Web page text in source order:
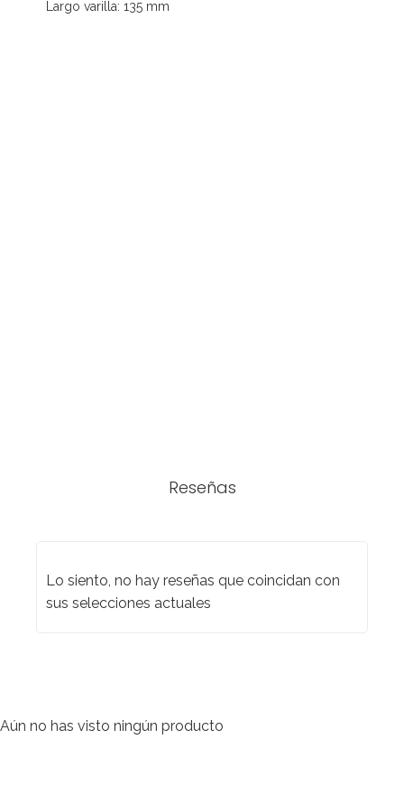
Largo varilla: 135 mm
Reseñas
Lo siento, no hay reseñas que coincidan con
sus selecciones actuales
Aún no has visto ningún producto